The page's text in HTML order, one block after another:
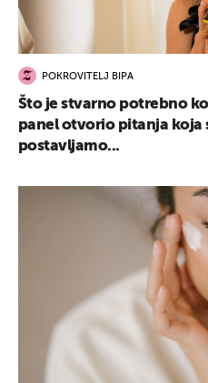
POKROVITELJ BIPA
Što je stvarno potrebno
panel otvorio pitanja koja
postavljamo...